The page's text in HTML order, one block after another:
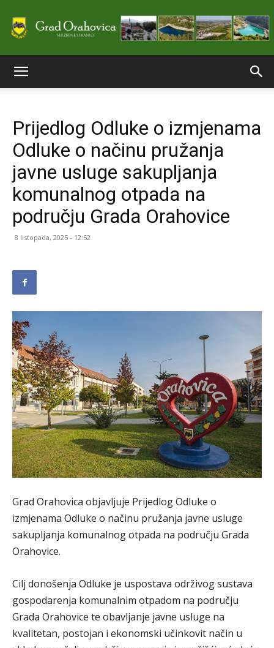
stranice
Grada
Prijedlog Odluke o izmjenama
Odluke o načinu pružanja
javne usluge sakupljanja
komunalnog otpada na
području Grada Orahovice
8 listopada, 2025 - 12:52
Grad Orahovica objavljuje Prijedlog Odluke o
izmjenama Odluke o načinu pružanja javne usluge
sakupljanja komunalnog otpada na području Grada
Orahovice.
Cilj donošenja Odluke je uspostava održivog sustava
gospodarenja komunalnim otpadom na području
Grada Orahovice te obavljanje javne usluge na
kvalitetan, postojan i ekonomski učinkovit način u